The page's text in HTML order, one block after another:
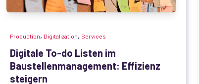
Production, Digitalization, Services
Digitale To-do Listen im
Baustellenmanagement: Effizienz
steigern